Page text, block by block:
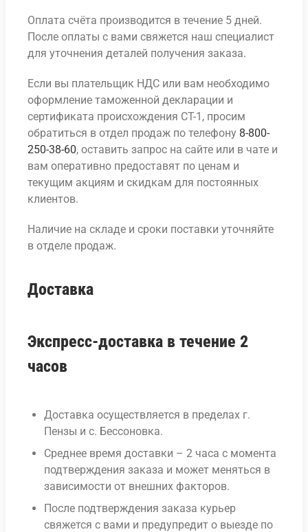
Оплата счёта производится в течение 5 дней.
После оплаты с вами свяжется наш специалист
для уточнения деталей получения заказа.
Если вы плательщик НДС или вам необходимо
оформление таможенной декларации и
сертификата происхождения СТ-1, просим
обратиться в отдел продаж по телефону 8-800-
250-38-60, оставить запрос на сайте или в чате и
вам оперативно предоставят по ценам и
текущим акциям и скидкам для постоянных
клиентов.
Наличие на складе и сроки поставки уточняйте
в отделе продаж.
Доставка
Экспресс-доставка в течение 2
часов
Доставка осуществляется в пределах г.
Пензы и с. Бессоновка.
Среднее время доставки – 2 часа с момента
подтверждения заказа и может меняться в
зависимости от внешних факторов.
После подтверждения заказа курьер
свяжется с вами и предупредит о выезде по